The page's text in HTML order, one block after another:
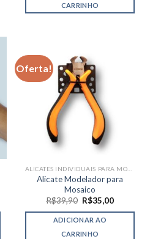
CARRINHO
Oferta!
Alicate Modelador para
Mosaico
R$39,90 O
preço
original
era:
R$39,90.
R$35,00O
atual
ADICIONAR AO
CARRINHO